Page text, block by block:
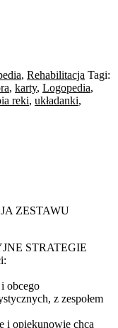
, Rehabilitacja Tagi:
, karty, Logopedia,
reki, układanki,
ZESTAWU
STRATEGIE
obcego
z zespołem
i opiekunowie chcą